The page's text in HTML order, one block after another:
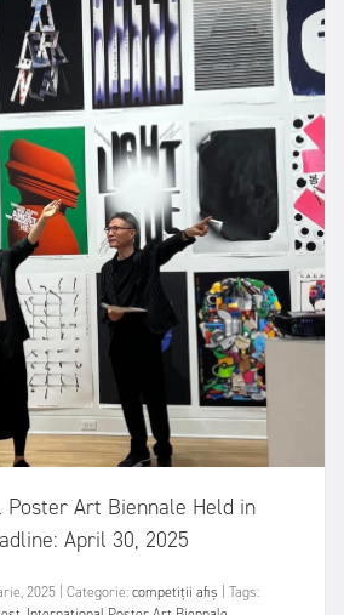
Art Biennale Held in
April 30, 2025
2025 Categorie:competiții afiș
Tags: